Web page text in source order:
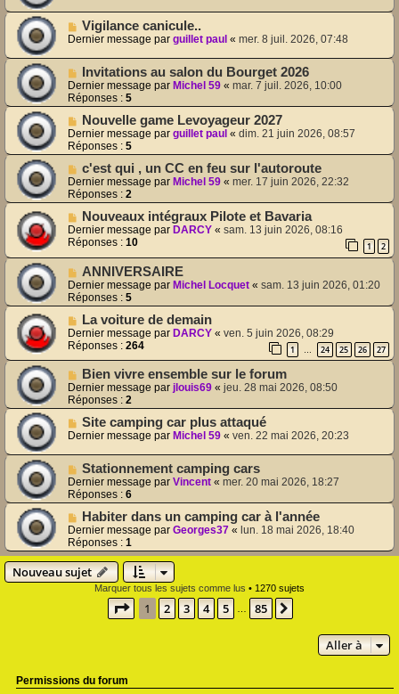
Vigilance canicule..
Dernier message par guillet paul « mer. 8 juil. 2026, 07:48
Invitations au salon du Bourget 2026
Dernier message par Michel 59 « mar. 7 juil. 2026, 10:00
Réponses : 5
Nouvelle game Levoyageur 2027
Dernier message par guillet paul « dim. 21 juin 2026, 08:57
Réponses : 5
c'est qui , un CC en feu sur l'autoroute
Dernier message par Michel 59 « mer. 17 juin 2026, 22:32
Réponses : 2
Nouveaux intégraux Pilote et Bavaria
Dernier message par DARCY « sam. 13 juin 2026, 08:16
Réponses : 10 1 2
ANNIVERSAIRE
Dernier message par Michel Locquet « sam. 13 juin 2026, 01:20
Réponses : 5
La voiture de demain
Dernier message par DARCY « ven. 5 juin 2026, 08:29
Réponses : 264 1 … 24 25 26 27
Bien vivre ensemble sur le forum
Dernier message par jlouis69 « jeu. 28 mai 2026, 08:50
Réponses : 2
Site camping car plus attaqué
Dernier message par Michel 59 « ven. 22 mai 2026, 20:23
Stationnement camping cars
Dernier message par Vincent « mer. 20 mai 2026, 18:27
Réponses : 6
Habiter dans un camping car à l'année
Dernier message par Georges37 « lun. 18 mai 2026, 18:40
Réponses : 1
Nouveau sujet
Marquer tous les sujets comme lus • 1270 sujets
Page 1sur85
1 2 3 4 5 … 85
Aller à
Permissions du forum